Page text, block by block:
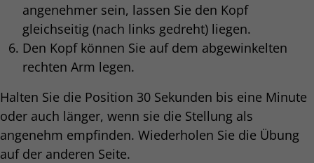
angenehmer sein, lassen Sie den Kopf
gleichseitig (nach links gedreht) liegen.
Den Kopf können Sie auf dem abgewinkelten
rechten Arm legen.
Halten Sie die Position 30 Sekunden bis eine Minute
oder auch länger, wenn sie die Stellung als
angenehm empfinden. Wiederholen Sie die Übung
auf der anderen Seite.